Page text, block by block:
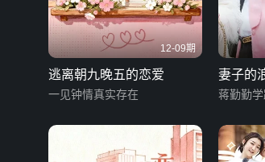
12-09期
逃离朝九晚五的恋爱
一见钟情真实存在
妻子的
蒋勤勤